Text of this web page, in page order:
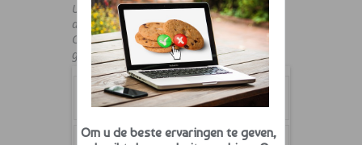
U moet beschikken over een geldige
aanmeldnaam en paswoord.
Contacteer uw syndicus indien u er nog
geen hebt.
Om u de beste ervaringen te geven,